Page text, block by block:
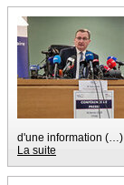
d'une information (…)
La suite